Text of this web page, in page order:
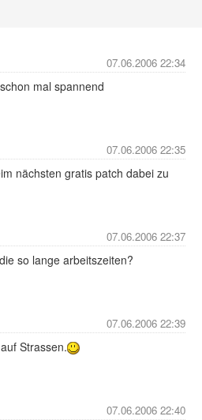
07.06.2006 22:34
mal spannend
07.06.2006 22:35
nächsten gratis patch dabei zu
07.06.2006 22:37
so lange arbeitszeiten?
07.06.2006 22:39
Strassen.
07.06.2006 22:40